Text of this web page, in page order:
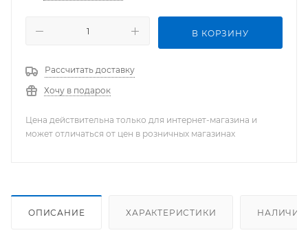
В КОРЗИНУ
Рассчитать доставку
Хочу в подарок
Цена действительна только для интернет-магазина и
может отличаться от цен в розничных магазинах
ОПИСАНИЕ ХАРАКТЕРИСТИКИ НАЛИЧИЕ